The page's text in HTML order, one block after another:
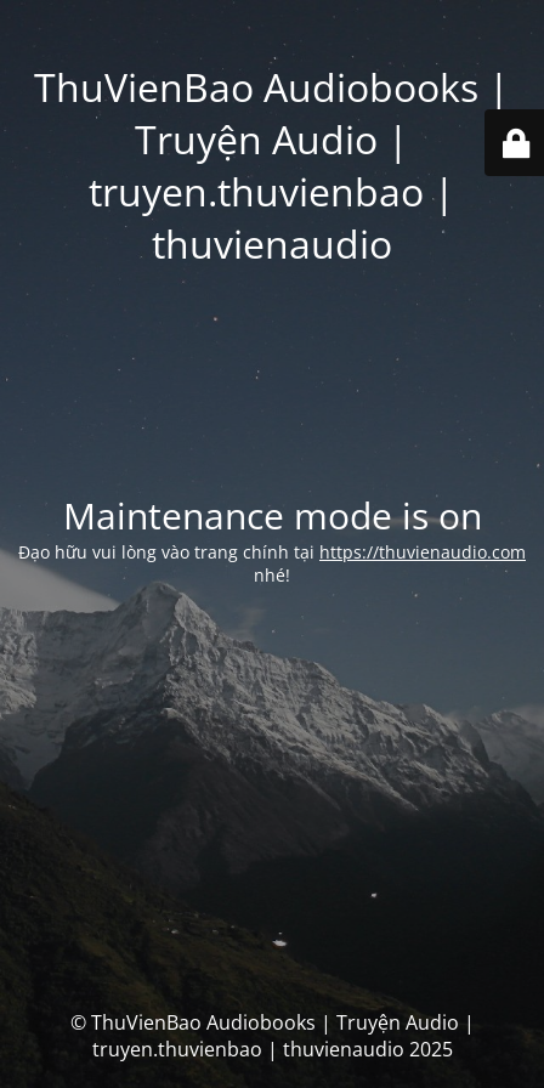
ThuVienBao Audiobooks |
Truyện Audio |
truyen.thuvienbao |
thuvienaudio
Maintenance mode is on
Đạo hữu vui lòng vào trang chính tại https://thuvienaudio.com
nhé!
© ThuVienBao Audiobooks | Truyện Audio |
truyen.thuvienbao | thuvienaudio 2025